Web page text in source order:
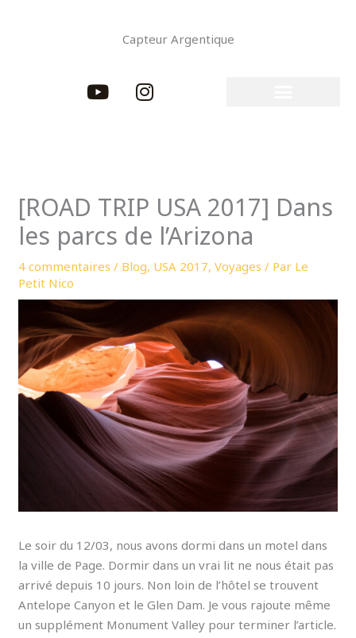
Capteur Argentique
Y
o
e
I
n
r
m
[ROAD TRIP USA 2017] Dans
les parcs de l’Arizona
4 commentaires / Blog, USA 2017,Voyages / Par Le
Petit Nico
Le soir du 12/03, nous avons dormi dans un motel dans
la ville de Page. Dormir dans un vrai lit ne nous était pas
arrivé depuis 10 jours. Non loin de l’hôtel se trouvent
Antelope Canyon et le Glen Dam. Je vous rajoute même
un supplément Monument Valley pour terminer l’article.